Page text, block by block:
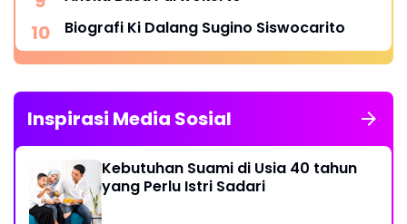
Biografi Ki Dalang Sugino Siswocarito
Inspirasi Media Sosial
Kebutuhan Suami di Usia 40 tahun
yang Perlu Istri Sadari